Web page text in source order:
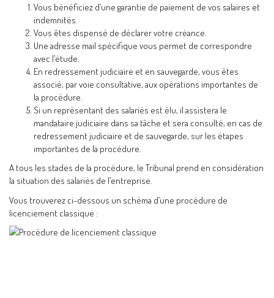
Vous bénéficiez d’une garantie de paiement de vos salaires et
indemnités.
Vous êtes dispensé de déclarer votre créance.
Une adresse mail spécifique vous permet de correspondre
avec l’étude.
En redressement judiciaire et en sauvegarde, vous êtes
associé, par voie consultative, aux opérations importantes de
la procédure.
Si un représentant des salariés est élu, il assistera le
mandataire judiciaire dans sa tâche et sera consulté, en cas de
redressement judiciaire et de sauvegarde, sur les étapes
importantes de la procédure.
A tous les stades de la procédure, le Tribunal prend en considération
la situation des salariés de l’entreprise.
Vous trouverez ci-dessous un schéma d’une procédure de
licenciement classique :